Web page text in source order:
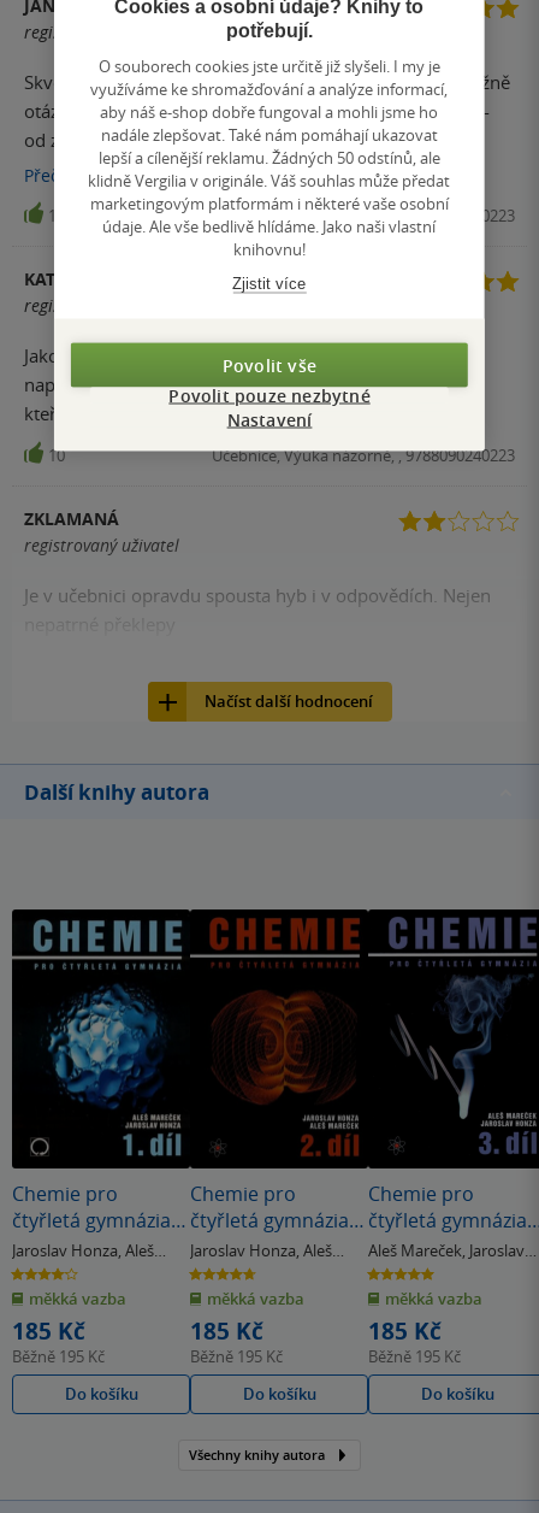
JAN
registrovaný uživatel
Skvělá sbírka úloh, z počátečních témat obsahuje převážně
otázky typu abcd (multiple correct). Příklady jsou různé -
od základních až po složitější problematiku. Ideální na
přípravu do školy nebo na přijímačky na vš. Nejsem žádnej
chemik, natož matematik, ale s trochou času stráveného
nad touto sbírkou mi samotná sbírka velmi pomohla.
Přečíst více
10 Učebnice, Výuka názorně, , 9788090240223
KATEŘINA HAKROVÁ
registrovaný uživatel
Jako příprava na testy nebo i k přijímacím zkouškám je
naprosto ideální. Myslím, že může hodně pomoct těm,
kteří s chemií poněkud válčí. Naprosto doporučuji.
10 Učebnice, Výuka názorně, , 9788090240223
ZKLAMANÁ
registrovaný uživatel
Je v učebnici opravdu spousta hyb i v odpovědích. Nejen
Načíst další hodnocení
Další knihy autora
Chemie pro
čtyřletá gymnázia
1.díl
Jaroslav Honza, Aleš
Mareček
4.1
z
5
hvězdiček
měkká vazba
185 Kč
Běžně 195 Kč
Do košíku
Chemie pro
čtyřletá gymnázia
2.díl
Jaroslav Honza, Aleš
Mareček
4.7
z
5
hvězdiček
měkká vazba
185 Kč
Běžně 195 Kč
Do košíku
Chemie pro
čtyřletá gymnázia
3.díl
Aleš Mareček, Jaroslav
Honza
5.0
z
5
hvězdiček
měkká vazba
185 Kč
Běžně 195 Kč
Do košíku
Všechny knihy autora
Cookies a osobní údaje? Knihy to
potřebují.
O souborech cookies jste určitě již slyšeli. I my je
využíváme ke shromažďování a analýze informací,
aby náš e-shop dobře fungoval a mohli jsme ho
nadále zlepšovat. Také nám pomáhají ukazovat
lepší a cílenější reklamu. Žádných 50 odstínů, ale
klidně Vergilia v originále. Váš souhlas může předat
marketingovým platformám i některé vaše osobní
údaje. Ale vše bedlivě hlídáme. Jako naši vlastní
knihovnu!
Zjistit více
Povolit vše
Povolit pouze nezbytné
Nastavení